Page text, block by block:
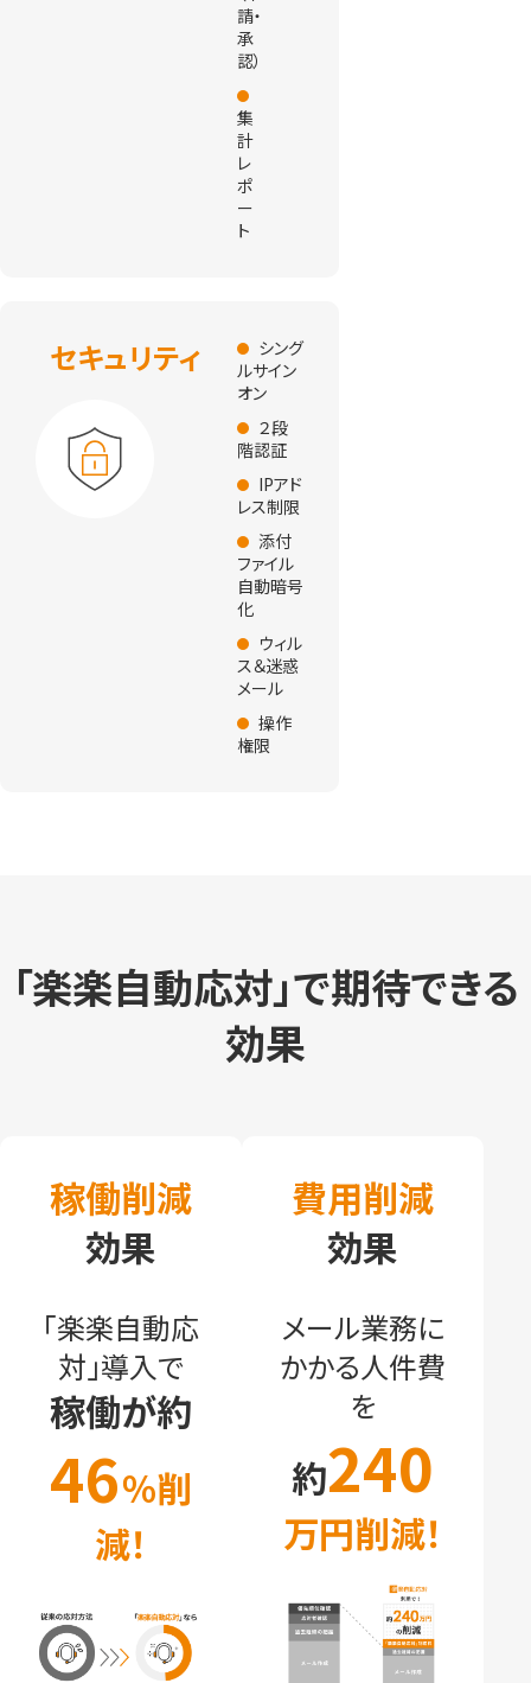
請・
承
認）
集
計
レ
ポ
ー
ト
セキュリティ
シング
ルサイン
オン
２段
階認証
IPアド
レス制限
添付
ファイル
自動暗号
化
ウィル
ス＆迷惑
メール
操作
権限
「楽楽自動応対」で期待できる
効果
稼働削減
効果
「楽楽自動応
対」導入で
稼働が約
46％削
減！
費用削減
効果
メール業務に
かかる人件費
を
約240
万円削減！